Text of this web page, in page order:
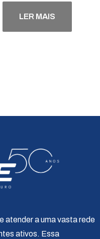
LER MAIS
atender a uma vasta rede
ativos. Essa